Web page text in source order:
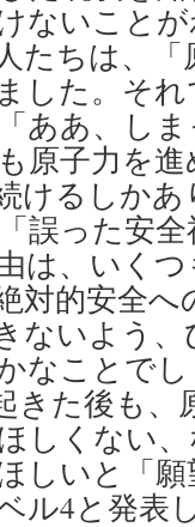
ないこと
たちは、
した。そ
ああ、し
原子力を
けるしか
誤った安
は、いく
対的安全へ
ないよう
なことで
きた後も、
しくない
しいと「
ル4と発表